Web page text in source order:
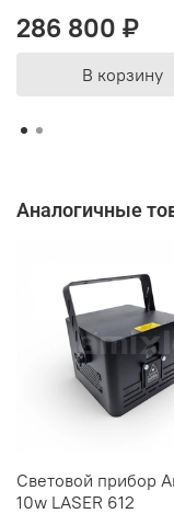
286 800 ₽
В корзину
Аналогичные
Световой прибор
10w LASER 612